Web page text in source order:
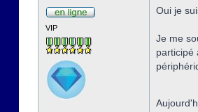
VIP
Oui je
Je me
participé